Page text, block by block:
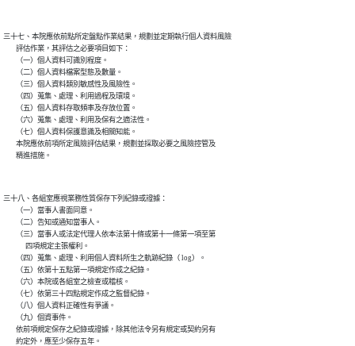
三十七、本院應依前點所定盤點作業結果，規劃並定期執行個人資料風險
        評估作業，其評估之必要項目如下：
        （一）個人資料可識別程度。
        （二）個人資料檔案型態及數量。
        （三）個人資料類別敏感性及風險性。
        （四）蒐集、處理、利用過程及環境。
        （五）個人資料存取頻率及存放位置。
        （六）蒐集、處理、利用及保有之適法性。
        （七）個人資料保護意識及相關知能。
        本院應依前項所定風險評估結果，規劃並採取必要之風險控管及
三十八、各組室應視業務性質保存下列紀錄或證據：
        （一）當事人書面同意。
        （二）告知或通知當事人。
        （三）當事人或法定代理人依本法第十條或第十一條第一項至第
              四項規定主張權利。
        （四）蒐集、處理、利用個人資料所生之軌跡紀錄（ log）。
        （五）依第十五點第一項規定作成之紀錄。
        （六）本院或各組室之檢查或稽核。
        （七）依第三十四點規定作成之監督紀錄。
        （八）個人資料正確性有爭議。
        （九）個資事件。
        依前項規定保存之紀錄或證據，除其他法令另有規定或契約另有